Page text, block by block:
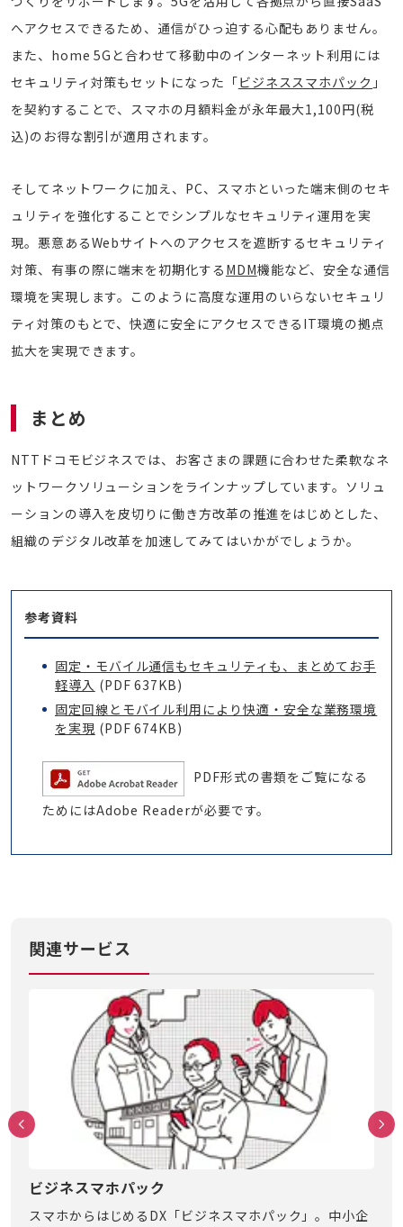
へアクセスできるため、通信がひっ迫する心配もありません。
また、home 5Gと合わせて移動中のインターネット利用には
セキュリティ対策もセットになった「ビジネススマホパック 」
を契約することで、スマホの月額料金が永年最大1,100円(税
込)のお得な割引が適用されます。
そしてネットワークに加え、PC、スマホといった端末側のセキ
ュリティを強化することでシンプルなセキュリティ運用を実
現。悪意あるWebサイトへのアクセスを遮断するセキュリティ
対策、有事の際に端末を初期化する MDM機能など、安全な通信
環境を実現します。このように高度な運用のいらないセキュリ
ティ対策のもとで、快適に安全にアクセスできるIT環境の拠点
拡大を実現できます。
まとめ
NTTドコモビジネスでは、お客さまの課題に合わせた柔軟なネ
ットワークソリューションをラインナップしています。ソリュ
ーションの導入を皮切りに働き方改革の推進をはじめとした、
組織のデジタル改革を加速してみてはいかがでしょうか。
参考資料
固定・モバイル通信もセキュリティも、まとめてお手
軽導入 (PDF 637KB)
固定回線とモバイル利用により快適・安全な業務環境
を実現 (PDF 674KB)
PDF形式の書類をご覧になる
ためにはAdobe Readerが必要です。
関連サービス
ビジネスマホパック
スマホからはじめるDX「ビジネスマホパック」。中小企